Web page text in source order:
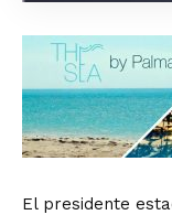
El presidente